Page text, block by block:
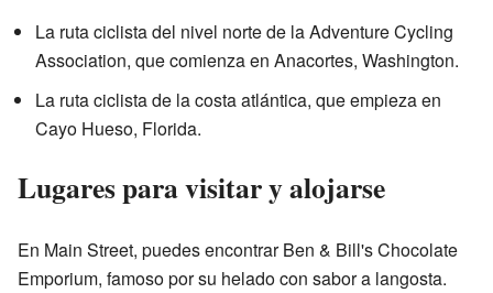
La ruta ciclista del nivel norte de la Adventure Cycling
Association, que comienza en Anacortes, Washington.
La ruta ciclista de la costa atlántica, que empieza en
Cayo Hueso, Florida.
Lugares para visitar y alojarse
En Main Street, puedes encontrar Ben & Bill's Chocolate
Emporium, famoso por su helado con sabor a langosta.